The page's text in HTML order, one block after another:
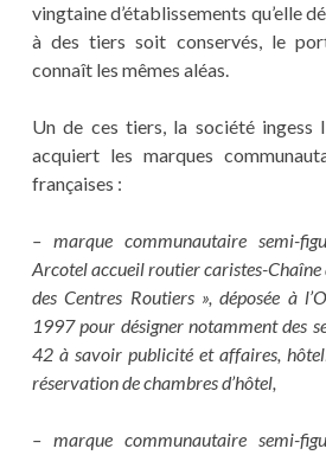
vingtaine d’établissements qu’elle
à des tiers soit conservés, le
connaît les mêmes aléas.
Un de ces tiers, la société ingess
acquiert les marques
françaises :
– marque communautaire semi-
Arcotel accueil routier caristes-Chaîne
des Centres Routiers », déposée à
1997 pour désigner notamment des
42 à savoir publicité et affaires,
réservation de chambres d’hôtel,
– marque communautaire semi-